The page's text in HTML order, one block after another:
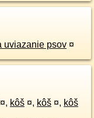
uviazanie psov ¤
¤, kôš ¤, kôš ¤, kôš